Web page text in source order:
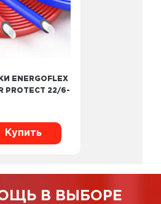
ENERGOFLEX
PROTECT 22/6-
Купить
В ВЫБОРЕ